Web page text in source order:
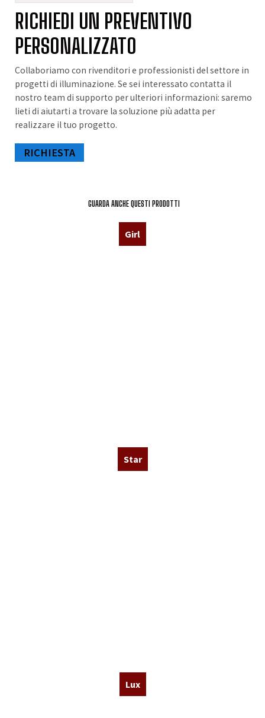
RICHIEDI UN PREVENTIVO
PERSONALIZZATO
Collaboriamo con rivenditori e professionisti del settore in
progetti di illuminazione. Se sei interessato contatta il
nostro team di supporto per ulteriori informazioni: saremo
lieti di aiutarti a trovare la soluzione più adatta per
realizzare il tuo progetto.
RICHIESTA
GUARDA ANCHE QUESTI PRODOTTI
Girl
Star
Lux